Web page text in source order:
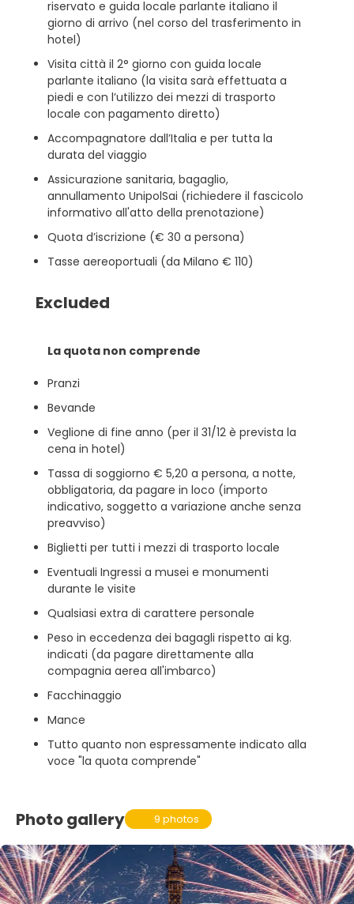
riservato e guida locale parlante italiano il
giorno di arrivo (nel corso del trasferimento in
hotel)
Visita città il 2° giorno con guida locale
parlante italiano (la visita sarà effettuata a
piedi e con l’utilizzo dei mezzi di trasporto
locale con pagamento diretto)
Accompagnatore dall’Italia e per tutta la
durata del viaggio
Assicurazione sanitaria, bagaglio,
annullamento UnipolSai (richiedere il fascicolo
informativo all'atto della prenotazione)
Quota d’iscrizione (€ 30 a persona)
Tasse aereoportuali (da Milano € 110)
Excluded
La quota non comprende
Pranzi
Bevande
Veglione di fine anno (per il 31/12 è prevista la
cena in hotel)
Tassa di soggiorno € 5,20 a persona, a notte,
obbligatoria, da pagare in loco (importo
indicativo, soggetto a variazione anche senza
preavviso)
Biglietti per tutti i mezzi di trasporto locale
Eventuali Ingressi a musei e monumenti
durante le visite
Qualsiasi extra di carattere personale
Peso in eccedenza dei bagagli rispetto ai kg.
indicati (da pagare direttamente alla
compagnia aerea all'imbarco)
Facchinaggio
Mance
Tutto quanto non espressamente indicato alla
voce "la quota comprende"
Photo gallery 9 photos